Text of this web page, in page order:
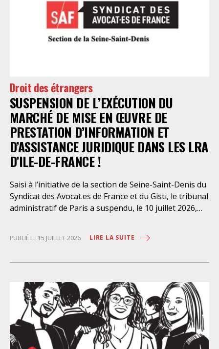
Droit des étrangers
SUSPENSION DE L’EXÉCUTION DU
MARCHÉ DE MISE EN ŒUVRE DE
PRESTATION D’INFORMATION ET
D’ASSISTANCE JURIDIQUE DANS LES LRA
D’ILE-DE-FRANCE !
Saisi à l’initiative de la section de Seine-Saint-Denis du
Syndicat des Avocat.es de France et du Gisti, le tribunal
administratif de Paris a suspendu, le 10 juillet 2026,
juridique des étrangers maintenus dans les locaux de
droits fondamentaux des personnes retenues et
contreviennent de manière flagrante aux règles
déontologiques régissant la profession d’avocat. Ainsi,
l’assistance dont bénéficient les personnes retenues,
limitée à trois heures de permanence téléphonique
PUBLIÉ LE 15 JUILLET 2026 LIRE LA SUITE